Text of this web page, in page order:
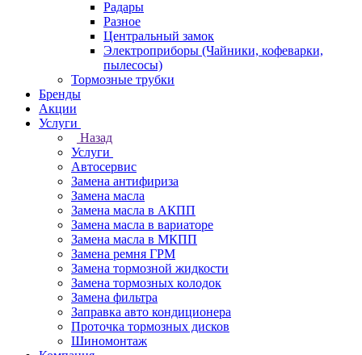
Радары
Разное
Центральный замок
Электроприборы (Чайники, кофеварки,
пылесосы)
Тормозные трубки
Бренды
Акции
Услуги
Назад
Услуги
Автосервис
Замена антифириза
Замена масла
Замена масла в АКПП
Замена масла в вариаторе
Замена масла в МКПП
Замена ремня ГРМ
Замена тормозной жидкости
Замена тормозных колодок
Замена фильтра
Заправка авто кондиционера
Проточка тормозных дисков
Шиномонтаж